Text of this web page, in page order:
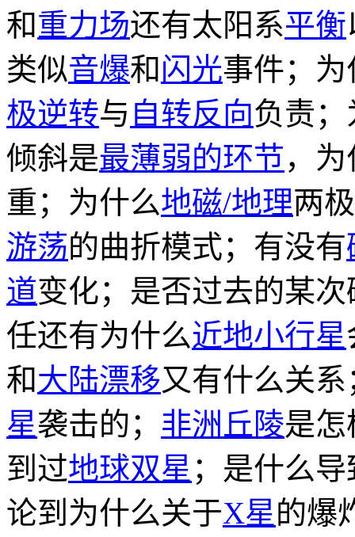
和重力场还有太阳系平衡
类似音爆和 闪光事件；
极逆转与 自转反向负责
倾斜是最薄弱的环节，
重；为什么地磁/地理两
游荡的曲折模式；有没有
道变化；是否过去的某
任还有为什么近地小行星
和大陆漂移又有什么关
星袭击的； 非洲丘陵是
到过地球双星 ；是什么
论到为什么关于X星的爆